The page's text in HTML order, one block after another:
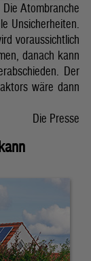
Atombranche
Unsicherheiten.
voraussichtlich
danach kann
Der
wäre dann
Die Presse